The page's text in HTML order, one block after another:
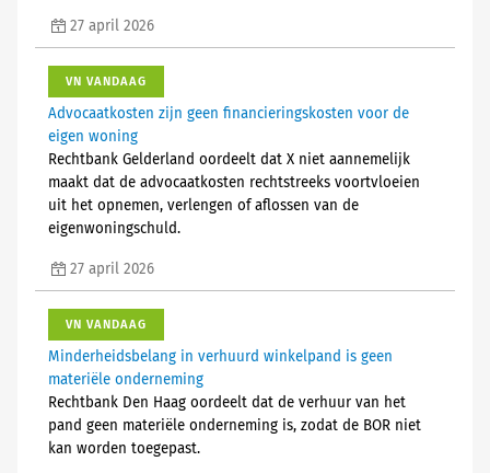
27 april 2026
VN VANDAAG
Advocaatkosten zijn geen financieringskosten voor de
eigen woning
Rechtbank Gelderland oordeelt dat X niet aannemelijk
maakt dat de advocaatkosten rechtstreeks voortvloeien
uit het opnemen, verlengen of aflossen van de
eigenwoningschuld.
27 april 2026
VN VANDAAG
Minderheidsbelang in verhuurd winkelpand is geen
materiële onderneming
Rechtbank Den Haag oordeelt dat de verhuur van het
pand geen materiële onderneming is, zodat de BOR niet
kan worden toegepast.